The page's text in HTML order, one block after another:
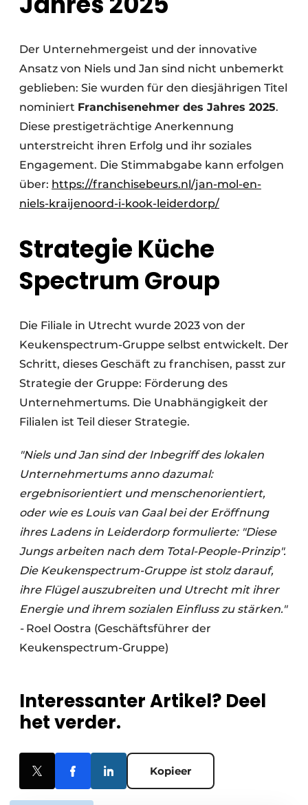
Der Unternehmergeist und der innovative
Ansatz von Niels und Jan sind nicht unbemerkt
geblieben: Sie wurden für den diesjährigen Titel
nominiert Franchisenehmer des Jahres 2025.
Diese prestigeträchtige Anerkennung
unterstreicht ihren Erfolg und ihr soziales
Engagement. Die Stimmabgabe kann erfolgen
über: https://franchisebeurs.nl/jan-mol-en-
niels-kraijenoord-i-kook-leiderdorp/
Strategie Küche
Spectrum Group
Die Filiale in Utrecht wurde 2023 von der
Keukenspectrum-Gruppe selbst entwickelt. Der
Schritt, dieses Geschäft zu franchisen, passt zur
Strategie der Gruppe: Förderung des
Unternehmertums. Die Unabhängigkeit der
Filialen ist Teil dieser Strategie.
"Niels und Jan sind der Inbegriff des lokalen
Unternehmertums anno dazumal:
ergebnisorientiert und menschenorientiert,
oder wie es Louis van Gaal bei der Eröffnung
ihres Ladens in Leiderdorp formulierte: "Diese
Jungs arbeiten nach dem Total-People-Prinzip".
Die Keukenspectrum-Gruppe ist stolz darauf,
ihre Flügel auszubreiten und Utrecht mit ihrer
Energie und ihrem sozialen Einfluss zu stärken."
- Roel Oostra (Geschäftsführer der
Keukenspectrum-Gruppe)
Interessanter Artikel? Deel
het verder.
Kopieer